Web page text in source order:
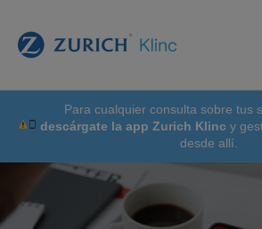
Para cualquier consulta sobre tus
descárgate la app Zurich Klinc y
desde allí.